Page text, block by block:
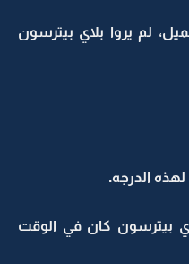
لم يروا بلاي بيترسون
لهذه الدرجه.
بيترسون كان في الوقت